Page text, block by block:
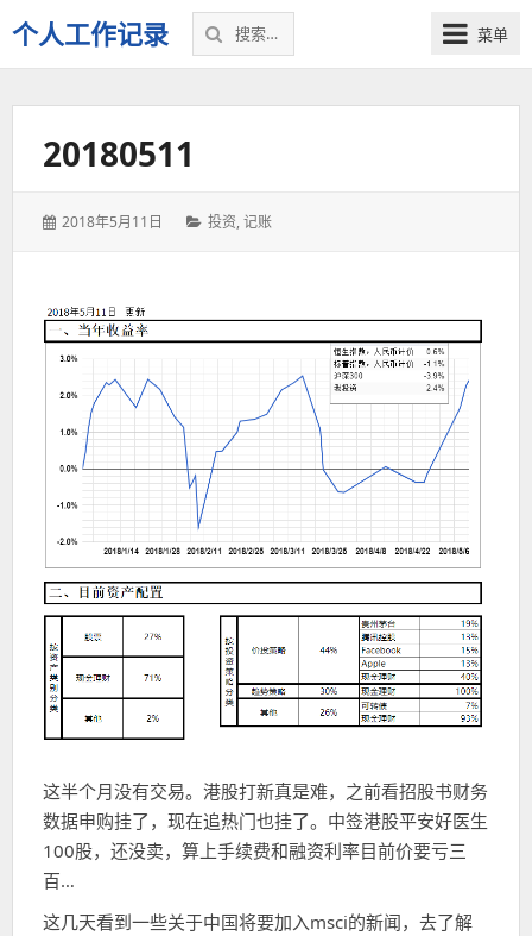
个人工作记录
搜
索：
菜单
20180511
发
2018年5月11日
分
投资,记账
这半个月没有交易。港股打新真是难，之前看招股书财务
数据申购挂了，现在追热门也挂了。中签港股平安好医生
100股，还没卖，算上手续费和融资利率目前价要亏三
百…
这几天看到一些关于中国将要加入msci的新闻，去了解